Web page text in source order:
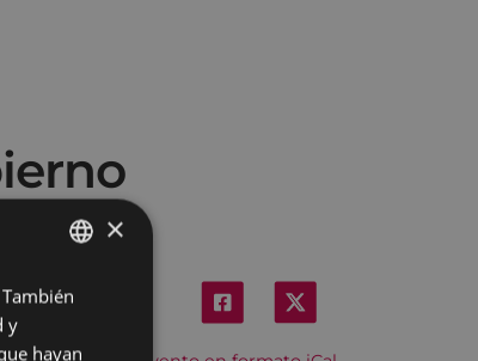
BASQUE
×
y
hayan